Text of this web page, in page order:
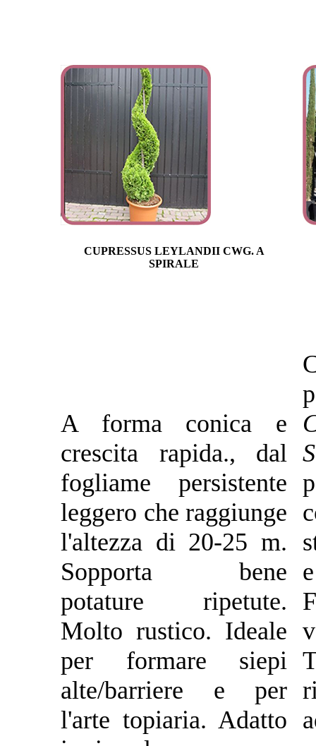
CUPRESSUS LEYLANDII CWG. A
SPIRALE
A forma conica e
crescita rapida., dal
fogliame persistente
leggero che raggiunge
l'altezza di 20-25 m.
Sopporta bene
potature ripetute.
Molto rustico. Ideale
per formare siepi
alte/barriere e per
l'arte topiaria. Adatto